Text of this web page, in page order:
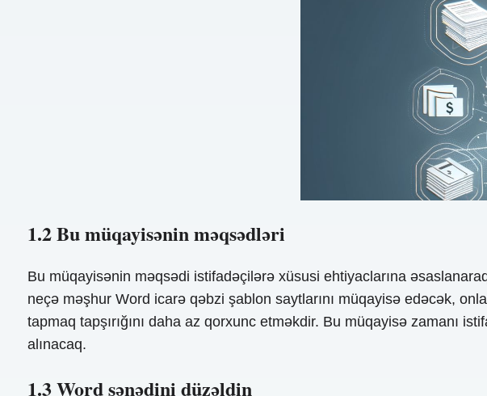
1.2 Bu müqayisənin məqsədləri
Bu müqayisənin məqsədi istifadəçilərə xüsusi ehtiyaclarına
neçə məşhur Word icarə qəbzi şablon saytlarını müqayisə edəcək,
tapmaq tapşırığını daha az qorxunc etməkdir. Bu müqayisə zamanı
alınacaq.
1.3 Word sənədini düzəldin